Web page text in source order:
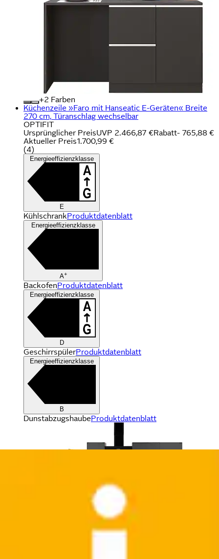
+
Farben
Küchenzeile »Faro mit Hanseatic E-Geräten« Breite
270 cm, Türanschlag wechselbar
OPTIFIT
Ursprünglicher PreisUVP 2.466,87 €Rabatt- 765,88 €
Aktueller Preis1.700,99 €
(4)
Energieeffizienzklasse
E
KühlschrankProduktdatenblatt
Energieeffizienzklasse
A+
BackofenProduktdatenblatt
Energieeffizienzklasse
D
GeschirrspülerProduktdatenblatt
Energieeffizienzklasse
B
DunstabzugshaubeProduktdatenblatt